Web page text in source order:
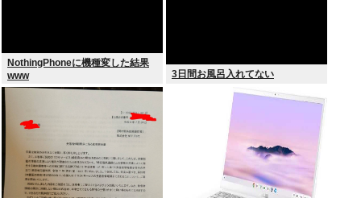
NothingPhoneに機種変した結果
www
3日間お風呂入れてない